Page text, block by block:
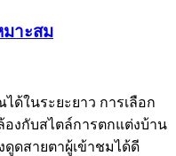
มาะสม
ด้ในระยะยาว การเลือก
งกับสไตล์การตกแต่งบ้าน
ดสายตาผู้เข้าชมได้ดี